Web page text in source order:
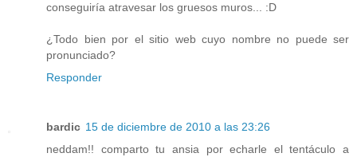
conseguiría atravesar los gruesos muros... :D
¿Todo bien por el sitio web cuyo nombre no puede ser
pronunciado?
Responder
bardic 15 de diciembre de 2010 a las 23:26
neddam!! comparto tu ansia por echarle el tentáculo a